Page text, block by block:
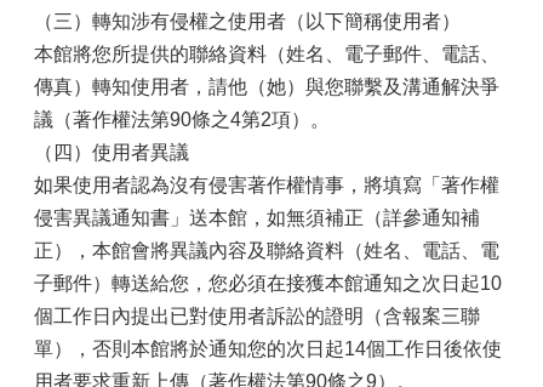
（三）轉知涉有侵權之使用者（以下簡稱使用者）
本館將您所提供的聯絡資料（姓名、電子郵件、電話、
傳真）轉知使用者，請他（她）與您聯繫及溝通解決爭
議（著作權法第90條之4第2項）。
（四）使用者異議
如果使用者認為沒有侵害著作權情事，將填寫「著作權
侵害異議通知書」送本館，如無須補正（詳參通知補
正），本館會將異議內容及聯絡資料（姓名、電話、電
子郵件）轉送給您，您必須在接獲本館通知之次日起10
個工作日內提出已對使用者訴訟的證明（含報案三聯
單），否則本館將於通知您的次日起14個工作日後依使
用者要求重新上傳（著作權法第90條之9）。